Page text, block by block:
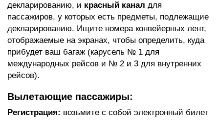
декларированию, и красный канал для
пассажиров, у которых есть предметы, подлежащие
декларированию. Ищите номера конвейерных лент,
отображаемые на экранах, чтобы определить, куда
прибудет ваш багаж (карусель № 1 для
международных рейсов и № 2 и 3 для внутренних
рейсов).
Вылетающие пассажиры:
Регистрация: возьмите с собой электронный билет